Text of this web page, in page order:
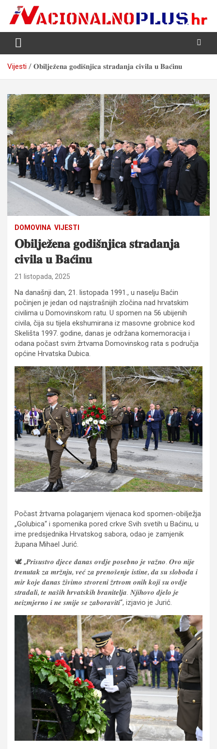
content
NacionalnoPlus.hr
Nacija želi znati više
Vijesti 𝐎𝐛𝐢𝐥𝐣𝐞𝐳̌𝐞𝐧𝐚 𝐠𝐨𝐝𝐢𝐬̌𝐧𝐣𝐢𝐜𝐚 𝐬𝐭𝐫𝐚𝐝𝐚𝐧𝐣𝐚 𝐜𝐢𝐯𝐢𝐥𝐚 𝐮 𝐁𝐚𝐜́𝐢𝐧𝐮
DOMOVINA VIJESTI
𝐎𝐛𝐢𝐥𝐣𝐞𝐳̌𝐞𝐧𝐚 𝐠𝐨𝐝𝐢𝐬̌𝐧𝐣𝐢𝐜𝐚 𝐬𝐭𝐫𝐚𝐝𝐚𝐧𝐣𝐚
𝐜𝐢𝐯𝐢𝐥𝐚 𝐮 𝐁𝐚𝐜́𝐢𝐧𝐮
21 listopada, 2025
Na današnji dan, 21. listopada 1991., u naselju Baćin
počinjen je jedan od najstrašnijih zločina nad hrvatskim
civilima u Domovinskom ratu. U spomen na 56 ubijenih
civila, čija su tijela ekshumirana iz masovne grobnice kod
Skelišta 1997. godine, danas je održana komemoracija i
odana počast svim žrtvama Domovinskog rata s područja
općine Hrvatska Dubica.
Počast žrtvama polaganjem vijenaca kod spomen-obilježja
„Golubica“ i spomenika pored crkve Svih svetih u Baćinu, u
ime predsjednika Hrvatskog sabora, odao je zamjenik
župana Mihael Jurić.
🕊 „𝑷𝒓𝒊𝒔𝒖𝒔𝒕𝒗𝒐 𝒅𝒋𝒆𝒄𝒆 𝒅𝒂𝒏𝒂𝒔 𝒐𝒗𝒅𝒋𝒆 𝒑𝒐𝒔𝒆𝒃𝒏𝒐 𝒋𝒆 𝒗𝒂𝒛̌𝒏𝒐. 𝑶𝒗𝒐 𝒏𝒊𝒋𝒆
𝒕𝒓𝒆𝒏𝒖𝒕𝒂𝒌 𝒛𝒂 𝒎𝒓𝒛̌𝒏𝒋𝒖, 𝒗𝒆𝒄́ 𝒛𝒂 𝒑𝒓𝒆𝒏𝒐𝒔̌𝒆𝒏𝒋𝒆 𝒊𝒔𝒕𝒊𝒏𝒆, 𝒅𝒂 𝒔𝒖 𝒔𝒍𝒐𝒃𝒐𝒅𝒂 𝒊
𝒎𝒊𝒓 𝒌𝒐𝒋𝒆 𝒅𝒂𝒏𝒂𝒔 𝒛̌𝒊𝒗𝒊𝒎𝒐 𝒔𝒕𝒗𝒐𝒓𝒆𝒏𝒊 𝒛̌𝒓𝒕𝒗𝒐𝒎 𝒐𝒏𝒊𝒉 𝒌𝒐𝒋𝒊 𝒔𝒖 𝒐𝒗𝒅𝒋𝒆
𝒔𝒕𝒓𝒂𝒅𝒂𝒍𝒊, 𝒕𝒆 𝒏𝒂𝒔̌𝒊𝒉 𝒉𝒓𝒗𝒂𝒕𝒔𝒌𝒊𝒉 𝒃𝒓𝒂𝒏𝒊𝒕𝒆𝒍𝒋𝒂. 𝑵𝒋𝒊𝒉𝒐𝒗𝒐 𝒅𝒋𝒆𝒍𝒐 𝒋𝒆
𝒏𝒆𝒊𝒛𝒎𝒋𝒆𝒓𝒏𝒐 𝒊 𝒏𝒆 𝒔𝒎𝒊𝒋𝒆 𝒔𝒆 𝒛𝒂𝒃𝒐𝒓𝒂𝒗𝒊𝒕𝒊“, izjavio je Jurić.